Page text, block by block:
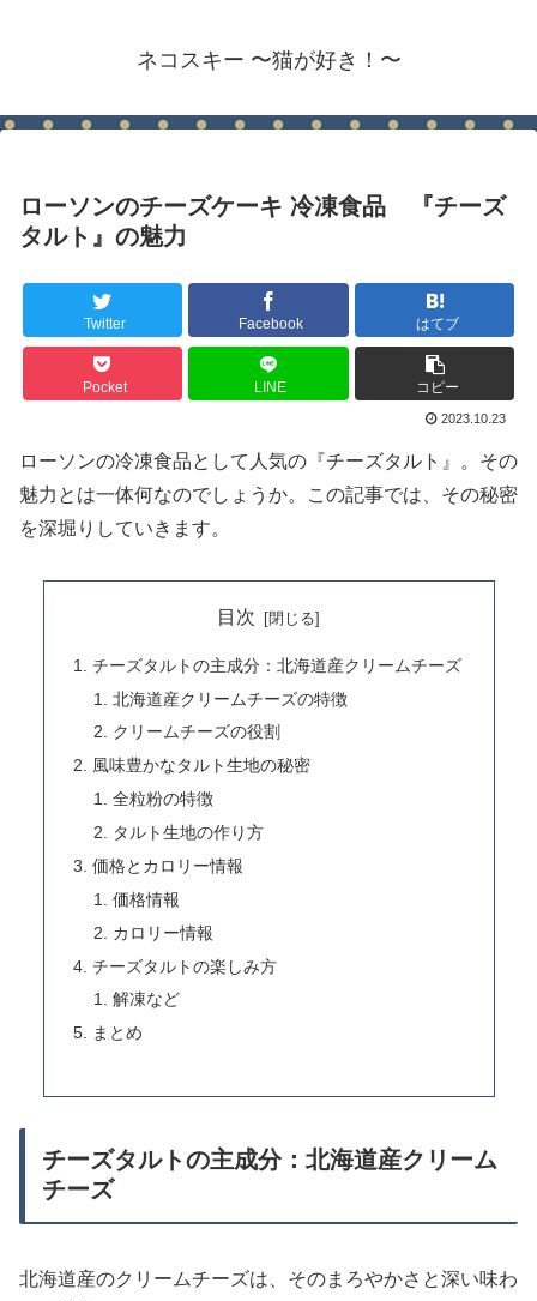
ネコスキー 〜猫が好き！〜
ローソンのチーズケーキ 冷凍食品 『チーズ
タルト』の魅力
Twitter Facebook はてブ
Pocket LINE コピー
2023.10.23
ローソンの冷凍食品として人気の『チーズタルト』。その
魅力とは一体何なのでしょうか。この記事では、その秘密
を深堀りしていきます。
目次
チーズタルトの主成分：北海道産クリームチーズ
北海道産クリームチーズの特徴
クリームチーズの役割
風味豊かなタルト生地の秘密
全粒粉の特徴
タルト生地の作り方
価格とカロリー情報
価格情報
カロリー情報
チーズタルトの楽しみ方
解凍など
まとめ
チーズタルトの主成分：北海道産クリーム
チーズ
北海道産のクリームチーズは、そのまろやかさと深い味わ